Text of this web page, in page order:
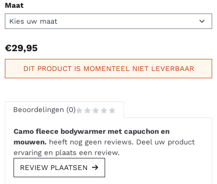
Maat
€29,95
DIT PRODUCT IS MOMENTEEL NIET LEVERBAAR
Beoordelingen (0)
Camo fleece bodywarmer met capuchon en
mouwen. heeft nog geen reviews. Deel uw product
ervaring en plaats een review.
REVIEW PLAATSEN